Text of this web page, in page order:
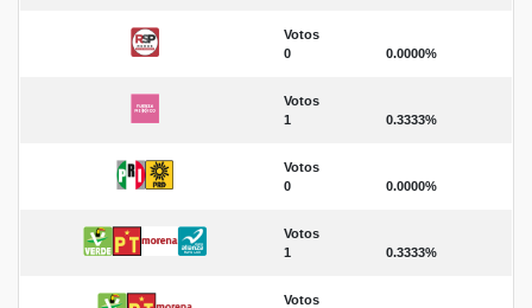
Votos
0
0.0000%
Votos
1
0.3333%
Votos
0
0.0000%
Votos
1
0.3333%
Votos